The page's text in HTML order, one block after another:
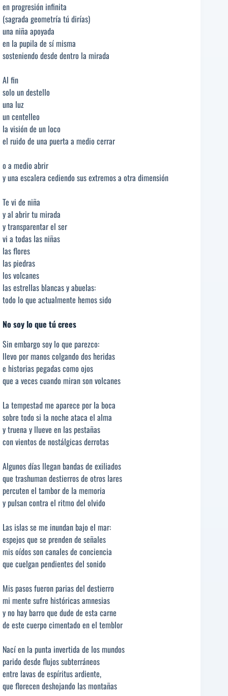
en progresión infinita
(sagrada geometría tú dirías)
una niña apoyada
en la pupila de sí misma
sosteniendo desde dentro la mirada
Al fin
solo un destello
una luz
un centelleo
la visión de un loco
el ruido de una puerta a medio cerrar
o a medio abrir
y una escalera cediendo sus extremos a otra dimensión
Te vi de niña
y al abrir tu mirada
y transparentar el ser
vi a todas las niñas
las flores
las piedras
los volcanes
las estrellas blancas y abuelas:
todo lo que actualmente hemos sido
No soy lo que tú crees
Sin embargo soy lo que parezco:
llevo por manos colgando dos heridas
e historias pegadas como ojos
que a veces cuando miran son volcanes
La tempestad me aparece por la boca
sobre todo si la noche ataca el alma
y truena y llueve en las pestañas
con vientos de nostálgicas derrotas
Algunos días llegan bandas de exiliados
que trashuman destierros de otros lares
percuten el tambor de la memoria
y pulsan contra el ritmo del olvido
Las islas se me inundan bajo el mar:
espejos que se prenden de señales
mis oídos son canales de conciencia
que cuelgan pendientes del sonido
Mis pasos fueron parias del destierro
mi mente sufre históricas amnesias
y no hay barro que dude de esta carne
de este cuerpo cimentado en el temblor
Nací en la punta invertida de los mundos
parido desde flujos subterráneos
entre lavas de espíritus ardiente,
que florecen deshojando las montañas